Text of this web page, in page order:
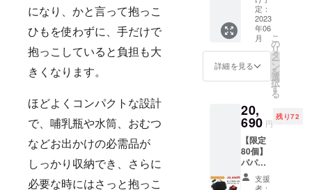
になり、かと言って抱っこ
ひもを使わずに、手だけで
抱っこしていると負担も大
きくなります。
ほどよくコンパクトな設計
で、哺乳瓶や水筒、おむつ
などお出かけの必需品が
しっかり収納でき、さらに
必要な時にはさっと抱っこ
し、 たくさ
んのご家庭
に、たくさ
んの笑顔が
広がるよ
を応援する
アイテムを
企画・開発
していま
ナーポ
ケット
×1、イ
ンナー
オープ
ンポ
ファス
ナーポ
ケット
×1 ※プ
ロジェ
クト掲
載画像
前面
190、背
面220 ×
最大幅
470 ×
マチ
100（m
囲：最
長
158cm
、最短
62cm（
バッグ
含む）
重量：
SG基準
適合 1
点 ■予
定販売
価格
21,780
円
→20,69
材：
ターポ
リン、
ポリウ
レタン
等 ■ブ
ラック×
グリー
定：
2023
年06
月
詳細を見る
こ
の
リ
タ
ー
ン
を
選
択
す
る
20,
690 円
残り72
【限定
80個】
パパ
バッグ
だっこ
支援
者：